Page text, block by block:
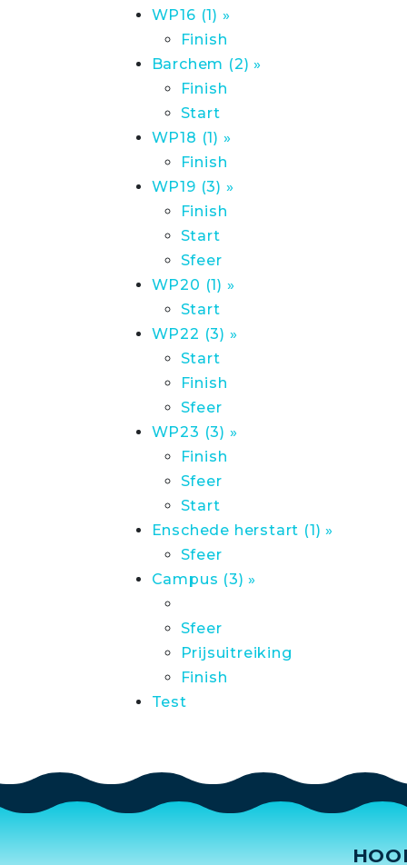
WP16 (1) »
Finish
Barchem (2) »
Finish
Start
WP18 (1) »
Finish
WP19 (3) »
Finish
Start
Sfeer
WP20 (1) »
Start
WP22 (3) »
Start
Finish
Sfeer
WP23 (3) »
Finish
Sfeer
Start
Enschede herstart (1) »
Sfeer
Campus (3) »
Sfeer
Prijsuitreiking
Finish
Test